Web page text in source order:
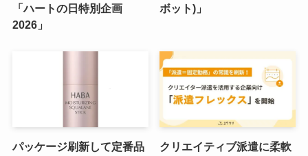
「ハートの日特別企画
2026」
ボット)」
パッケージ刷新して定番品
クリエイティブ派遣に柔軟